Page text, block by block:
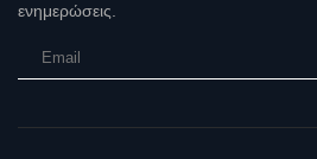
ενημερώσεις.